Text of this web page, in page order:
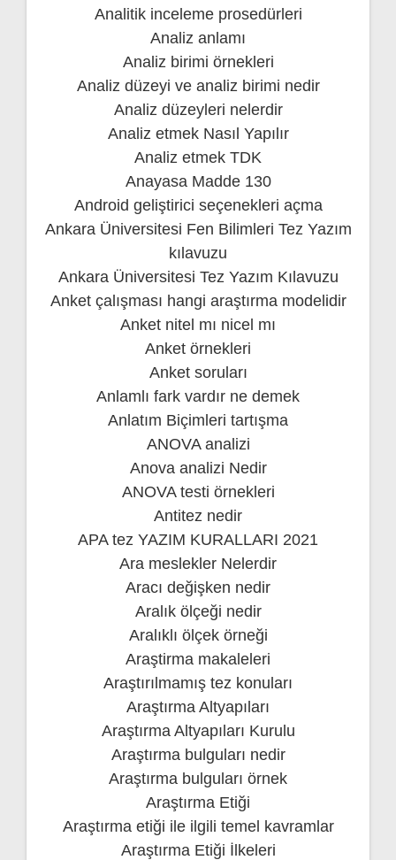
Analitik inceleme prosedürleri
Analiz anlamı
Analiz birimi örnekleri
Analiz düzeyi ve analiz birimi nedir
Analiz düzeyleri nelerdir
Analiz etmek Nasıl Yapılır
Analiz etmek TDK
Anayasa Madde 130
Android geliştirici seçenekleri açma
Ankara Üniversitesi Fen Bilimleri Tez Yazım
kılavuzu
Ankara Üniversitesi Tez Yazım Kılavuzu
Anket çalışması hangi araştırma modelidir
Anket nitel mı nicel mı
Anket örnekleri
Anket soruları
Anlamlı fark vardır ne demek
Anlatım Biçimleri tartışma
ANOVA analizi
Anova analizi Nedir
ANOVA testi örnekleri
Antitez nedir
APA tez YAZIM KURALLARI 2021
Ara meslekler Nelerdir
Aracı değişken nedir
Aralık ölçeği nedir
Aralıklı ölçek örneği
Araştirma makaleleri
Araştırılmamış tez konuları
Araştırma Altyapıları
Araştırma Altyapıları Kurulu
Araştırma bulguları nedir
Araştırma bulguları örnek
Araştırma Etiği
Araştırma etiği ile ilgili temel kavramlar
Araştırma Etiği İlkeleri